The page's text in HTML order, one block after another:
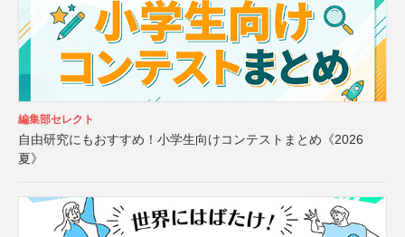
編集部セレクト
自由研究にもおすすめ！小学生向けコンテストまとめ《2026
夏》